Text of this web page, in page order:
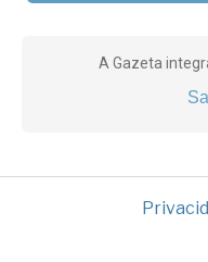
A Gazeta